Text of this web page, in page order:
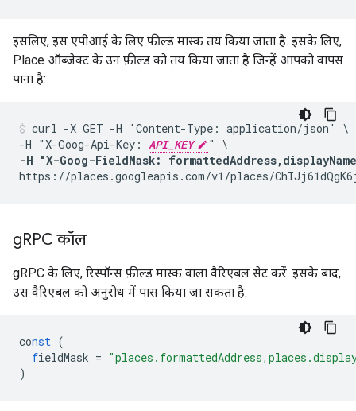
इसलिए, इस एपीआई के लिए फ़ील्ड मास्क तय किया जाता है. इसके लिए,
Place ऑब्जेक्ट के उन फ़ील्ड को तय किया जाता है जिन्हें आपको वापस
पाना है:
curl -X GET -H 'Content-Type: application/json' \
-H "X-Goog-Api-Key: API_KEY
-H "X-Goog-FieldMask:
https://places.googleapis.com/v1/places/
gRPC कॉल
gRPC के लिए, रिस्पॉन्स फ़ील्ड मास्क वाला वैरिएबल सेट करें. इसके बाद,
उस वैरिएबल को अनुरोध में पास किया जा सकता है.
const (
fieldMask =
)